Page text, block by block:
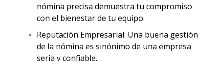
nómina precisa demuestra tu compromiso
con el bienestar de tu equipo.
Reputación Empresarial: Una buena gestión
de la nómina es sinónimo de una empresa
seria y confiable.